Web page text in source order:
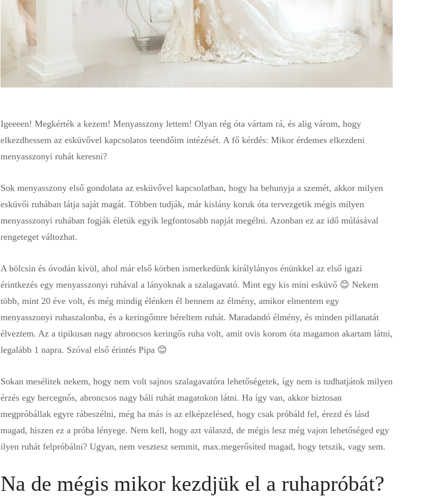
Igeeeen! Megkérték a kezem! Menyasszony lettem! Olyan rég óta vártam rá, és alig várom, hogy
elkezdhessem az esküvővel kapcsolatos teendőim intézését. A fő kérdés: Mikor érdemes elkezdeni
menyasszonyi ruhát keresni?
Sok menyasszony első gondolata az esküvővel kapcsolatban, hogy ha behunyja a szemét, akkor milyen
esküvői ruhában látja saját magát. Többen tudják, már kislány koruk óta tervezgetik mégis milyen
menyasszonyi ruhában fogják életük egyik legfontosabb napját megélni. Azonban ez az idő múlásával
rengeteget változhat.
A bölcsin és óvodán kívül, ahol már első körben ismerkedünk királylányos énünkkel az első igazi
érintkezés egy menyasszonyi ruhával a lányoknak a szalagavató. Mint egy kis mini esküvő 😊 Nekem
több, mint 20 éve volt, és még mindig élénken él bennem az élmény, amikor elmentem egy
menyasszonyi ruhaszalonba, és a keringőmre béreltem ruhát. Maradandó élmény, és minden pillanatát
élveztem. Az a tipikusan nagy abroncsos keringős ruha volt, amit ovis korom óta magamon akartam látni,
legalább 1 napra. Szóval első érintés Pipa 😊
Sokan mesélitek nekem, hogy nem volt sajnos szalagavatóra lehetőségetek, így nem is tudhatjátok milyen
érzés egy hercegnős, abroncsos nagy báli ruhát magatokon látni. Ha így van, akkor biztosan
megpróbállak egyre rábeszélni, még ha más is az elképzelésed, hogy csak próbáld fel, érezd és lásd
magad, hiszen ez a próba lényege. Nem kell, hogy azt válaszd, de mégis lesz még vajon lehetőséged egy
ilyen ruhát felpróbálni? Ugyan, nem vesztesz semmit, max.megerősíted magad, hogy tetszik, vagy sem.
Na de mégis mikor kezdjük el a ruhapróbát?